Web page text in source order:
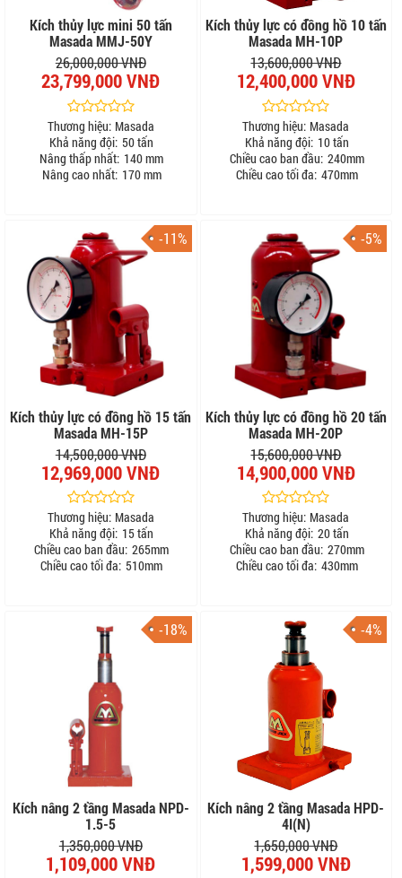
Kích thủy lực mini 50 tấn
Masada MMJ-50Y
26,000,000 VNĐ
23,799,000 VNĐ
Thương hiệu: Masada
Khả năng đội: 50 tấn
Nâng thấp nhất: 140 mm
Nâng cao nhất: 170 mm
Kích thủy lực có đồng hồ 10 tấn
Masada MH-10P
13,600,000 VNĐ
12,400,000 VNĐ
Thương hiệu: Masada
Khả năng đội: 10 tấn
Chiều cao ban đầu: 240mm
Chiều cao tối đa: 470mm
-11%
Kích thủy lực có đồng hồ 15 tấn
Masada MH-15P
14,500,000 VNĐ
12,969,000 VNĐ
Thương hiệu: Masada
Khả năng đội: 15 tấn
Chiều cao ban đầu: 265mm
Chiều cao tối đa: 510mm
-5%
Kích thủy lực có đồng hồ 20 tấn
Masada MH-20P
15,600,000 VNĐ
14,900,000 VNĐ
Thương hiệu: Masada
Khả năng đội: 20 tấn
Chiều cao ban đầu: 270mm
Chiều cao tối đa: 430mm
-18%
Kích nâng 2 tầng Masada NPD-
1.5-5
1,350,000 VNĐ
1,109,000 VNĐ
-4%
Kích nâng 2 tầng Masada HPD-
4I(N)
1,650,000 VNĐ
1,599,000 VNĐ